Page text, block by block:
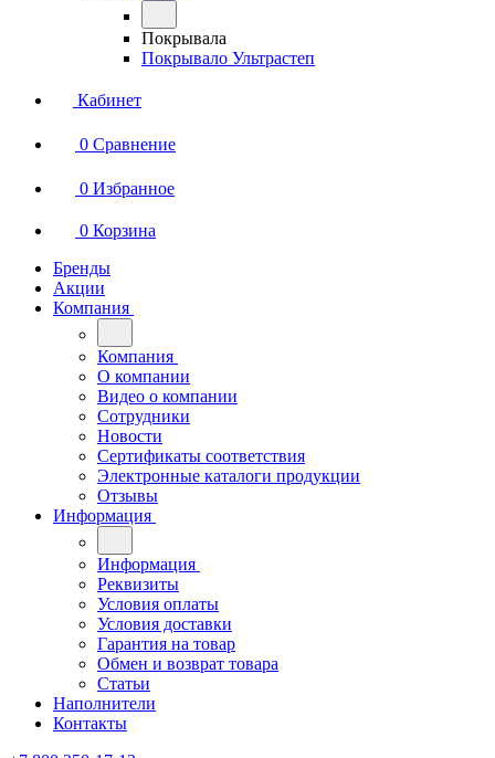
Покрывала
Покрывало Ультрастеп
Кабинет
0 Сравнение
0 Избранное
0 Корзина
Бренды
Акции
Компания
Компания
О компании
Видео о компании
Сотрудники
Новости
Сертификаты соответствия
Электронные каталоги продукции
Отзывы
Информация
Информация
Реквизиты
Условия оплаты
Условия доставки
Гарантия на товар
Обмен и возврат товара
Статьи
Наполнители
Контакты